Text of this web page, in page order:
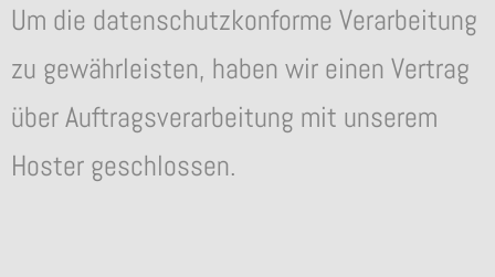
Um die datenschutzkonforme Verarbeitung
zu gewährleisten, haben wir einen Vertrag
über Auftragsverarbeitung mit unserem
Hoster geschlossen.